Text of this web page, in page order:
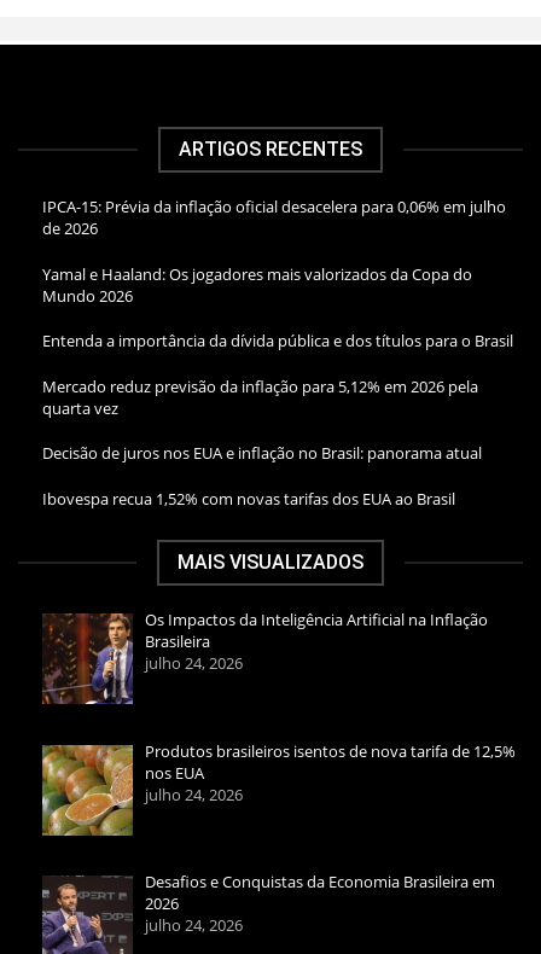
ARTIGOS RECENTES
IPCA-15: Prévia da inflação oficial desacelera para 0,06% em julho
de 2026
Yamal e Haaland: Os jogadores mais valorizados da Copa do
Mundo 2026
Entenda a importância da dívida pública e dos títulos para o Brasil
Mercado reduz previsão da inflação para 5,12% em 2026 pela
quarta vez
Decisão de juros nos EUA e inflação no Brasil: panorama atual
Ibovespa recua 1,52% com novas tarifas dos EUA ao Brasil
MAIS VISUALIZADOS
Os Impactos da Inteligência Artificial na Inflação
Brasileira
julho 24, 2026
Produtos brasileiros isentos de nova tarifa de 12,5%
nos EUA
julho 24, 2026
Desafios e Conquistas da Economia Brasileira em
2026
julho 24, 2026